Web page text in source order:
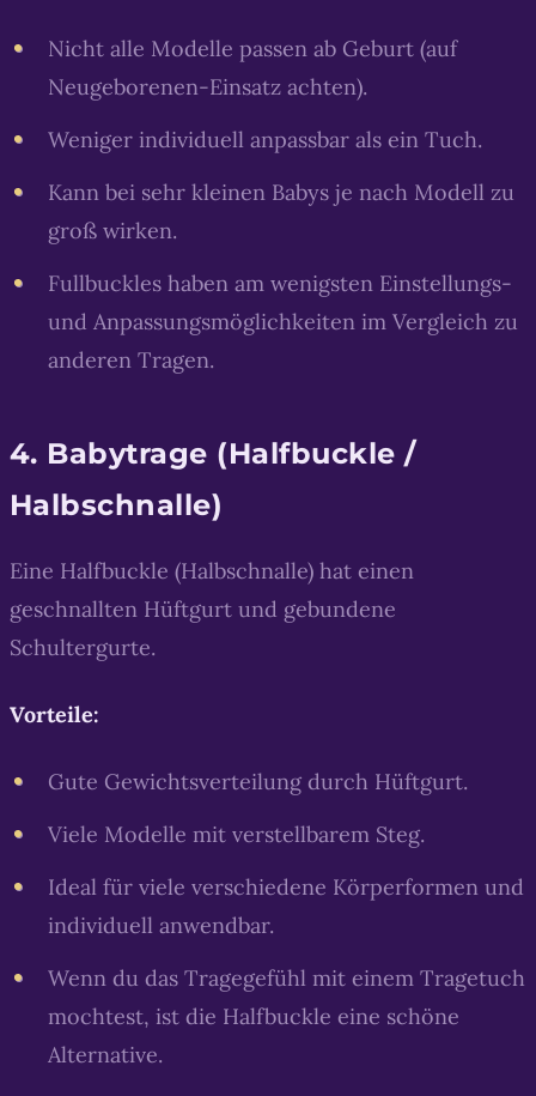
Nicht alle Modelle passen ab Geburt (auf
Neugeborenen-Einsatz achten).
Weniger individuell anpassbar als ein Tuch.
Kann bei sehr kleinen Babys je nach Modell zu
groß wirken.
Fullbuckles haben am wenigsten Einstellungs-
und Anpassungsmöglichkeiten im Vergleich zu
anderen Tragen.
4. Babytrage (Halfbuckle /
Halbschnalle)
Eine Halfbuckle (Halbschnalle) hat einen
geschnallten Hüftgurt und gebundene
Schultergurte.
Vorteile:
Gute Gewichtsverteilung durch Hüftgurt.
Viele Modelle mit verstellbarem Steg.
Ideal für viele verschiedene Körperformen und
individuell anwendbar.
Wenn du das Tragegefühl mit einem Tragetuch
mochtest, ist die Halfbuckle eine schöne
Alternative.